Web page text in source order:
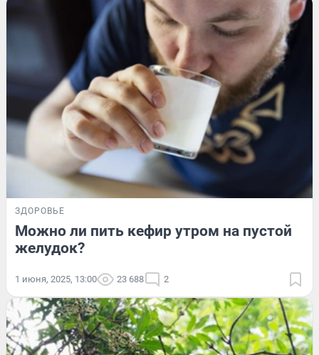
ЗДОРОВЬЕ
Можно ли пить кефир утром на пустой
желудок?
1 июня, 2025, 13:00 23 688 2